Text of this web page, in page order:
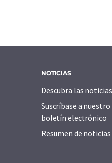
NOTICIAS
Descubra las noticias
Suscríbase a nuestro
boletín electrónico
Resumen de noticias